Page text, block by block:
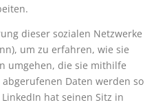
dieser sozialen Netzwerke
um zu erfahren, wie sie
umgehen, die sie mithilfe
Daten werden so
hat seinen Sitz in